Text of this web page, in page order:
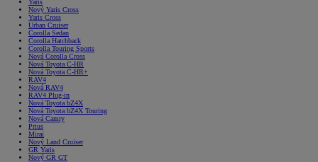
Nový Yaris Cross
Yaris Cross
Urban Cruiser
Corolla Sedan
Corolla Hatchback
Corolla Touring Sports
Nová Corolla Cross
Nová Toyota C-HR
Nová Toyota C-HR+
RAV4
Nová RAV4
RAV4 Plug-in
Nová Toyota bZ4X
Nová Toyota bZ4X Touring
Nová Camry
Prius
Mirai
Nový Land Cruiser
GR Yaris
Nový GR GT